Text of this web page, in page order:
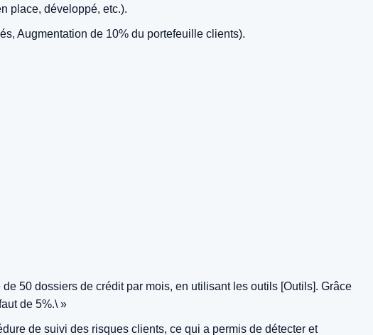
place, développé, etc.).
Augmentation de 10% du portefeuille clients).
50 dossiers de crédit par mois, en utilisant les outils [Outils]. Grâce
de 5%.\ »
de suivi des risques clients, ce qui a permis de détecter et